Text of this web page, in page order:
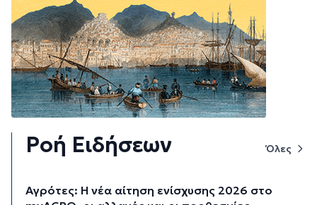
Ροή Ειδήσεων Όλες
Αγρότες: Η νέα αίτηση ενίσχυσης 2026 στο